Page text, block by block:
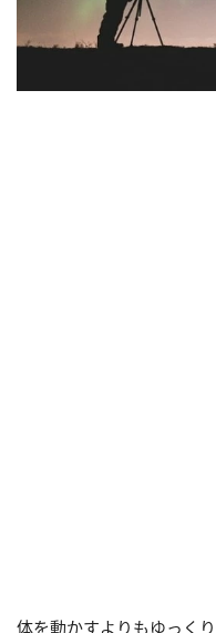
体を動かすよりもゆっく